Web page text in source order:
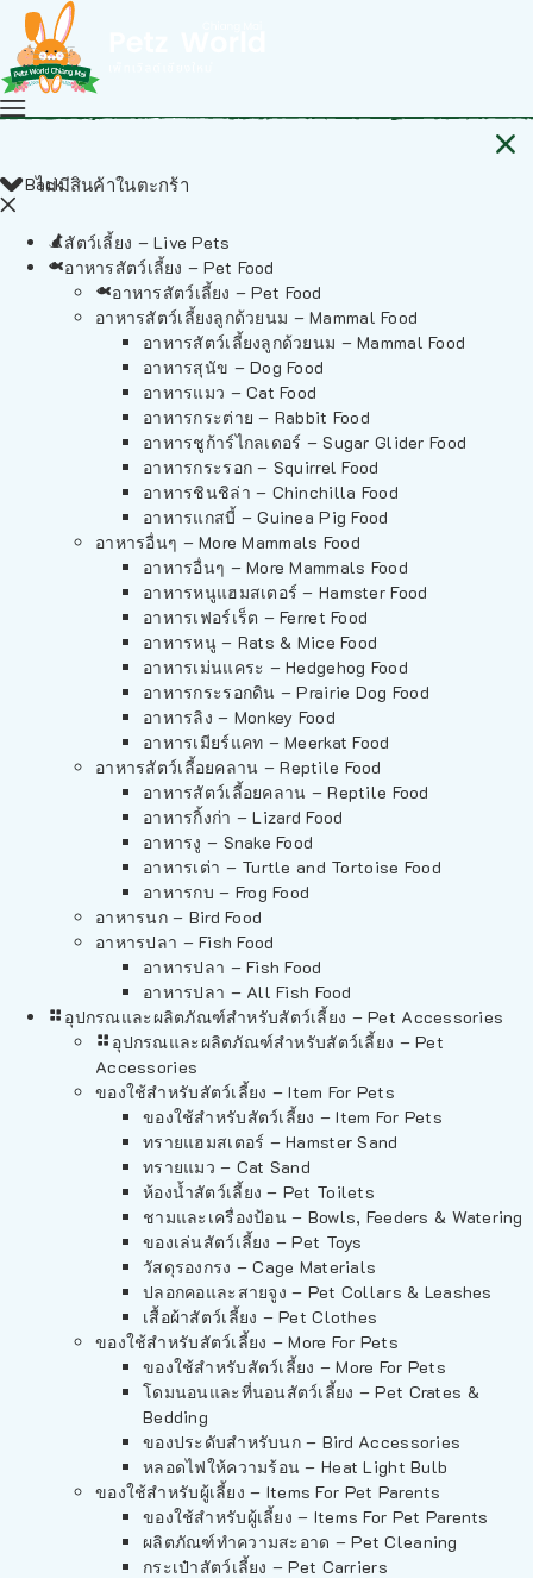
ไม่มีสินค้าในตะกร้า
Back
สัตว์เลี้ยง – Live Pets
อาหารสัตว์เลี้ยง – Pet Food
อาหารสัตว์เลี้ยง – Pet Food
อาหารสัตว์เลี้ยงลูกด้วยนม – Mammal Food
อาหารสัตว์เลี้ยงลูกด้วยนม – Mammal Food
อาหารสุนัข – Dog Food
อาหารแมว – Cat Food
อาหารกระต่าย – Rabbit Food
อาหารชูก้าร์ไกลเดอร์ – Sugar Glider Food
อาหารกระรอก – Squirrel Food
อาหารชินชิล่า – Chinchilla Food
อาหารแกสบี้ – Guinea Pig Food
อาหารอื่นๆ – More Mammals Food
อาหารอื่นๆ – More Mammals Food
อาหารหนูแฮมสเตอร์ – Hamster Food
อาหารเฟอร์เร็ต – Ferret Food
อาหารหนู – Rats & Mice Food
อาหารเม่นแคระ – Hedgehog Food
อาหารกระรอกดิน – Prairie Dog Food
อาหารลิง – Monkey Food
อาหารเมียร์แคท – Meerkat Food
อาหารสัตว์เลี้อยคลาน – Reptile Food
อาหารสัตว์เลี้อยคลาน – Reptile Food
อาหารกิ้งก่า – Lizard Food
อาหารงู – Snake Food
อาหารเต่า – Turtle and Tortoise Food
อาหารกบ – Frog Food
อาหารนก – Bird Food
อาหารปลา – Fish Food
อาหารปลา – Fish Food
อาหารปลา – All Fish Food
อุปกรณและผลิตภัณฑ์สำหรับสัตว์เลี้ยง – Pet Accessories
อุปกรณและผลิตภัณฑ์สำหรับสัตว์เลี้ยง – Pet
Accessories
ของใช้สำหรับสัตว์เลี้ยง – Item For Pets
ของใช้สำหรับสัตว์เลี้ยง – Item For Pets
ทรายแฮมสเตอร์ – Hamster Sand
ทรายแมว – Cat Sand
ห้องน้ำสัตว์เลี้ยง – Pet Toilets
ชามและเครื่องป้อน – Bowls, Feeders & Watering
ของเล่นสัตว์เลี้ยง – Pet Toys
วัสดุรองกรง – Cage Materials
ปลอกคอและสายจูง – Pet Collars & Leashes
เสื้อผ้าสัตว์เลี้ยง – Pet Clothes
ของใช้สำหรับสัตว์เลี้ยง – More For Pets
ของใช้สำหรับสัตว์เลี้ยง – More For Pets
โดมนอนและที่นอนสัตว์เลี้ยง – Pet Crates &
Bedding
ของประดับสำหรับนก – Bird Accessories
หลอดไฟให้ความร้อน – Heat Light Bulb
ของใช้สำหรับผู้เลี้ยง – Items For Pet Parents
ของใช้สำหรับผู้เลี้ยง – Items For Pet Parents
ผลิตภัณฑ์ทำความสะอาด – Pet Cleaning
กระเป๋าสัตว์เลี้ยง – Pet Carriers